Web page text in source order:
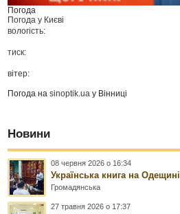
Погода
Погода у Києві
вологість:
тиск:
вітер:
Погода наsinoptik.ua у Вінниці
Новини
08 червня 2026 о 16:34
Українська книга на Одещині
Громадянська
27 травня 2026 о 17:37